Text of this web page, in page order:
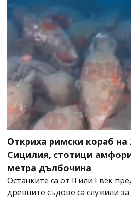
Откриха римски кораб на
Сицилия, стотици
метра дълбочина
Останките са от II или I век
древните съдове са служили